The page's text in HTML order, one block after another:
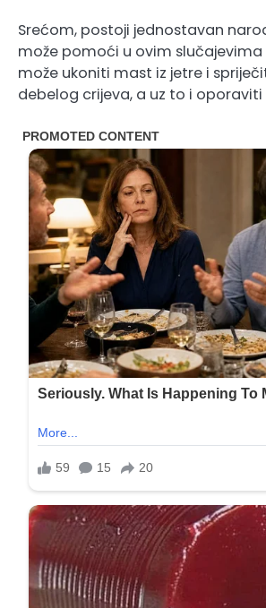
Srećom, postoji jednostavan
može pomoći u ovim slučajevima
može ukoniti mast iz jetre i
debelog crijeva, a uz to i oporaviti